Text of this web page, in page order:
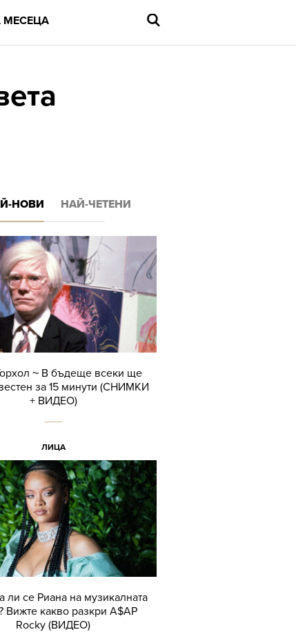
МЕСЕЦА
НОВИ НАЙ-ЧЕТЕНИ
~ В бъдеще всеки ще
за 15 минути (СНИМКИ
+ ВИДЕО)
ЛИЦА
ли се Риана на музикалната
Вижте какво разкри A$AP
Rocky (ВИДЕО)